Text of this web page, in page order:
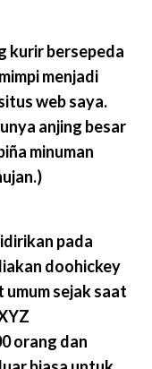
kurir bersepeda
menjadi
web saya.
anjing besar
minuman
pada
doohickey
sejak saat
orang dan